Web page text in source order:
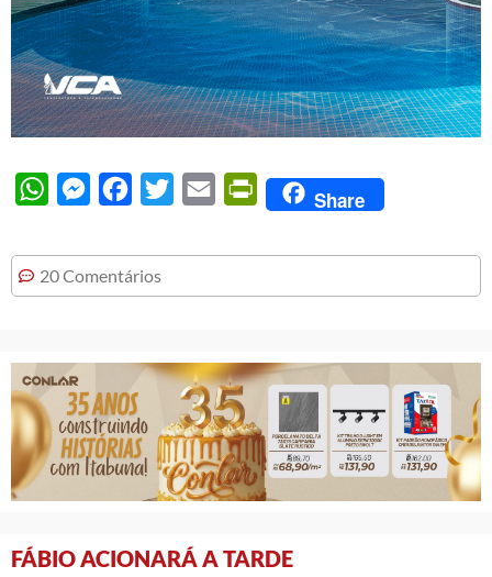
WhatsAppMessengerFacebook
Twitter Email PrintFriendly
Share
20 Comentários
FÁBIO ACIONARÁ A TARDE